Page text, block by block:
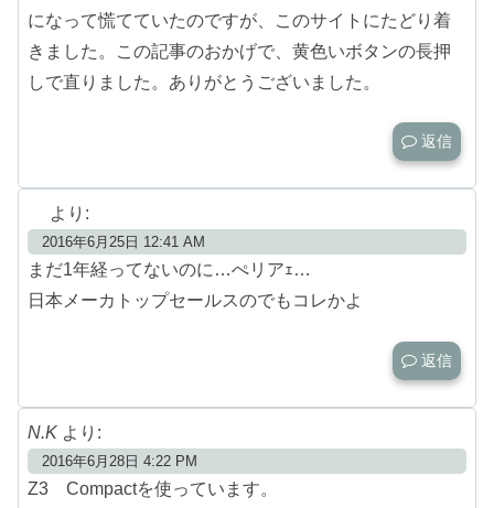
になって慌てていたのですが、このサイトにたどり着
きました。この記事のおかげで、黄色いボタンの長押
しで直りました。ありがとうございました。
返信
より:
2016年6月25日 12:41 AM
まだ1年経ってないのに…ぺリアｪ…
日本メーカトップセールスのでもコレかよ
返信
N.K より:
2016年6月28日 4:22 PM
Z3 Compactを使っています。